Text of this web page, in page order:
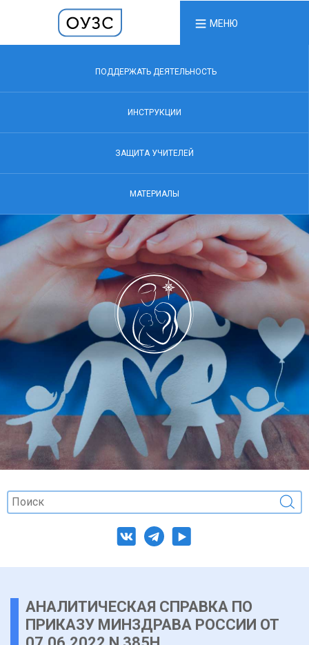
МЕНЮ
ПОДДЕРЖАТЬ ДЕЯТЕЛЬНОСТЬ
ИНСТРУКЦИИ
ЗАЩИТА УЧИТЕЛЕЙ
МАТЕРИАЛЫ
АНАЛИТИЧЕСКАЯ СПРАВКА ПО
ПРИКАЗУ МИНЗДРАВА РОССИИ ОТ